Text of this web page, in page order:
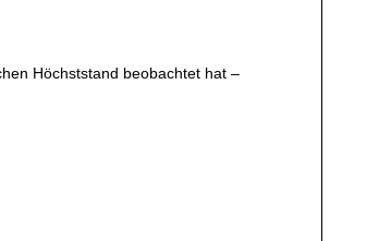
Höchststand beobachtet hat –